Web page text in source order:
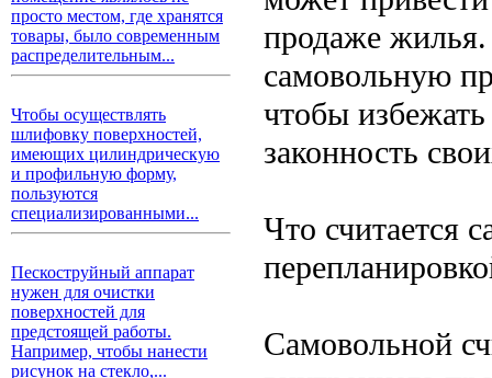
просто местом, где хранятся
товары, было современным
распределительным...
Чтобы осуществлять
шлифовку поверхностей,
имеющих цилиндрическую
и профильную форму,
пользуются
специализированными...
Пескоструйный аппарат
нужен для очистки
поверхностей для
предстоящей работы.
Например, чтобы нанести
рисунок на стекло,...
продаже жилья.
самовольную
чтобы
законность
Что считается
Самовольной